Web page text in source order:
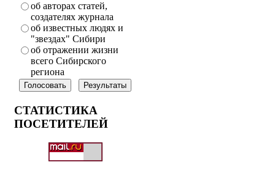
об авторах статей,
создателях журнала
об известных людях и
"звездах" Сибири
об отражении жизни
всего Сибирского
региона
СТАТИСТИКА
ПОСЕТИТЕЛЕЙ